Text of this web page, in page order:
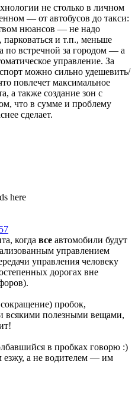
не столько в личном
— от автобусов до такси:
нюансов — не надо
парковаться и т.п., меньше
по встречной за городом — а
управление. За
можно сильно удешевить/
повлечет максимальное
а также создание зон с
что в сумме и проблему
сделает.
here
когда все автомобили будут
управлением
управления человеку
дорогах вне
пробок,
всякими полезными вещами,
в пробках говорю :)
езжу, а не водителем — им